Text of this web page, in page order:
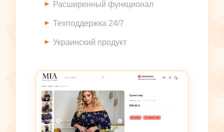
Расширенный функционал
Техподдержка 24/7
Украинский продукт